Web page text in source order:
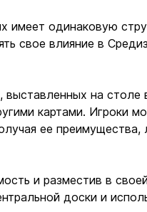
имеет одинаковую
свое влияние в
на столе
картами. Игроки
ее преимущества,
и разместив в
доски и